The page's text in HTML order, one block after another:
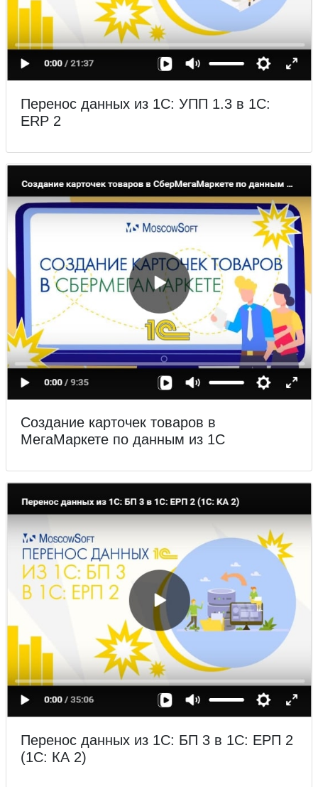
Перенос данных из 1С: УПП 1.3 в 1С:
ERP 2
Создание карточек товаров в
МегаМаркете по данным из 1С
Перенос данных из 1С: БП 3 в 1С: ЕРП 2
(1С: КА 2)